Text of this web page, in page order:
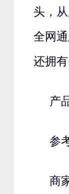
头，
全网
还拥
产
参
商